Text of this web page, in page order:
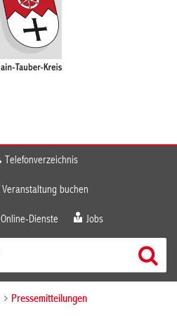
Telefonverzeichnis
Veranstaltung buchen
Online-Dienste Jobs
Pressemitteilungen